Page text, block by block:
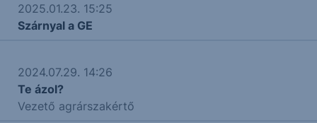
2025.01.23. 15:25
Szárnyal a GE
2024.07.29. 14:26
Te ázol?
Vezető agrárszakértő